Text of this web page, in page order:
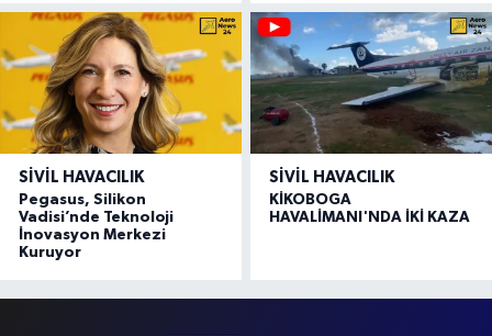
SIVIL HAVACILIK
Pegasus, Silikon
Vadisi’nde Teknoloji
İnovasyon Merkezi
Kuruyor
SIVIL HAVACILIK
KİKOBOGA
HAVALİMANI'NDA İKİ KAZA